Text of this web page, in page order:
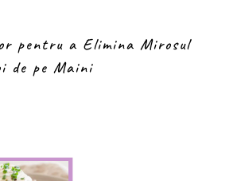
pentru a Elimina Mirosul
de pe Maini